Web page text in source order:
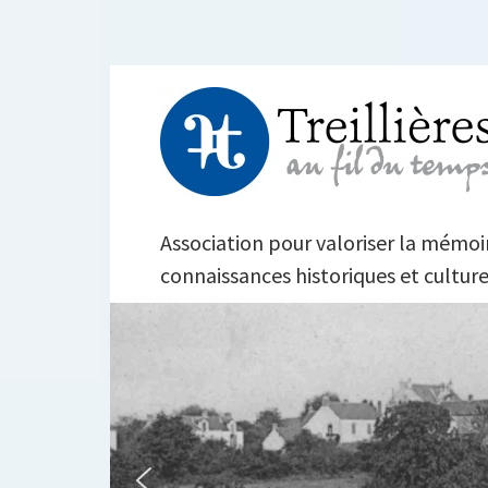
contenu
TREILLIÈRES AU
Association pour valoriser la
connaissances historiques et